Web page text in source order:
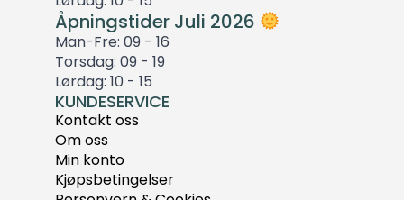
Åpningstider Juli 2026
Man-Fre: 09 - 16
Torsdag: 09 - 19
Lørdag: 10 - 15
KUNDESERVICE
Kontakt oss
Om oss
Min konto
Kjøpsbetingelser